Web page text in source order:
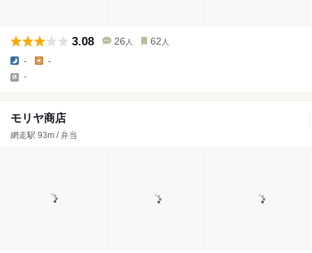
3.08 26 人 62 人
- -
-
モリヤ商店
網走駅 93m / 弁当